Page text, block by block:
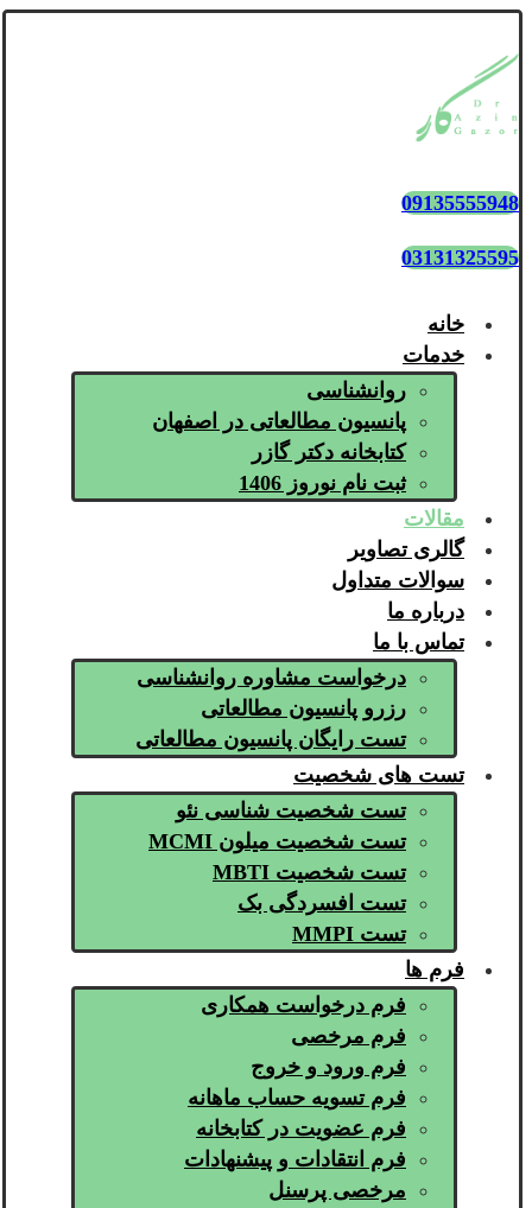
09135555948
03131325595
خانه
خدمات
روانشناسی
پانسیون مطالعاتی در اصفهان
کتابخانه دکتر گازر
ثبت نام نوروز 1406
مقالات
گالری تصاویر
سوالات متداول
درباره ما
تماس با ما
درخواست مشاوره روانشناسی
رزرو پانسیون مطالعاتی
تست رایگان پانسیون مطالعاتی
تست های شخصیت
تست شخصیت شناسی نئو
تست شخصیت میلون MCMI
تست شخصیت MBTI
تست افسردگی بک
تست MMPI
فرم ها
فرم درخواست همکاری
فرم مرخصی
فرم ورود و خروج
فرم تسویه حساب ماهانه
فرم عضویت در کتابخانه
فرم انتقادات و پیشنهادات
مرخصی پرسنل